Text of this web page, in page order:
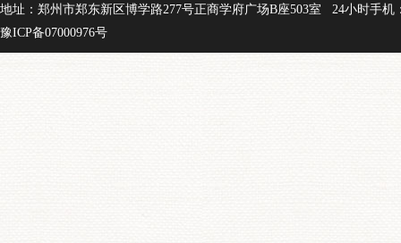
地址：郑州市郑东新区博学路277号正商学府广场B座503室 24小时手机
豫ICP备07000976号